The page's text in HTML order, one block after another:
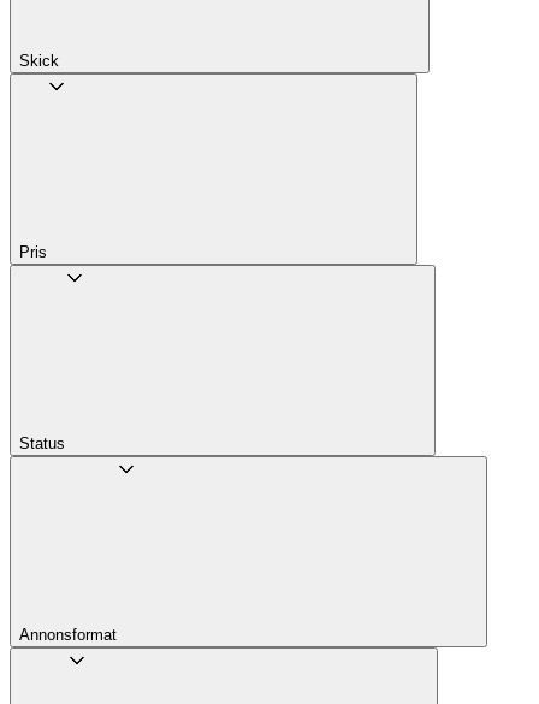
Skick
Pris
Status
Annons­format